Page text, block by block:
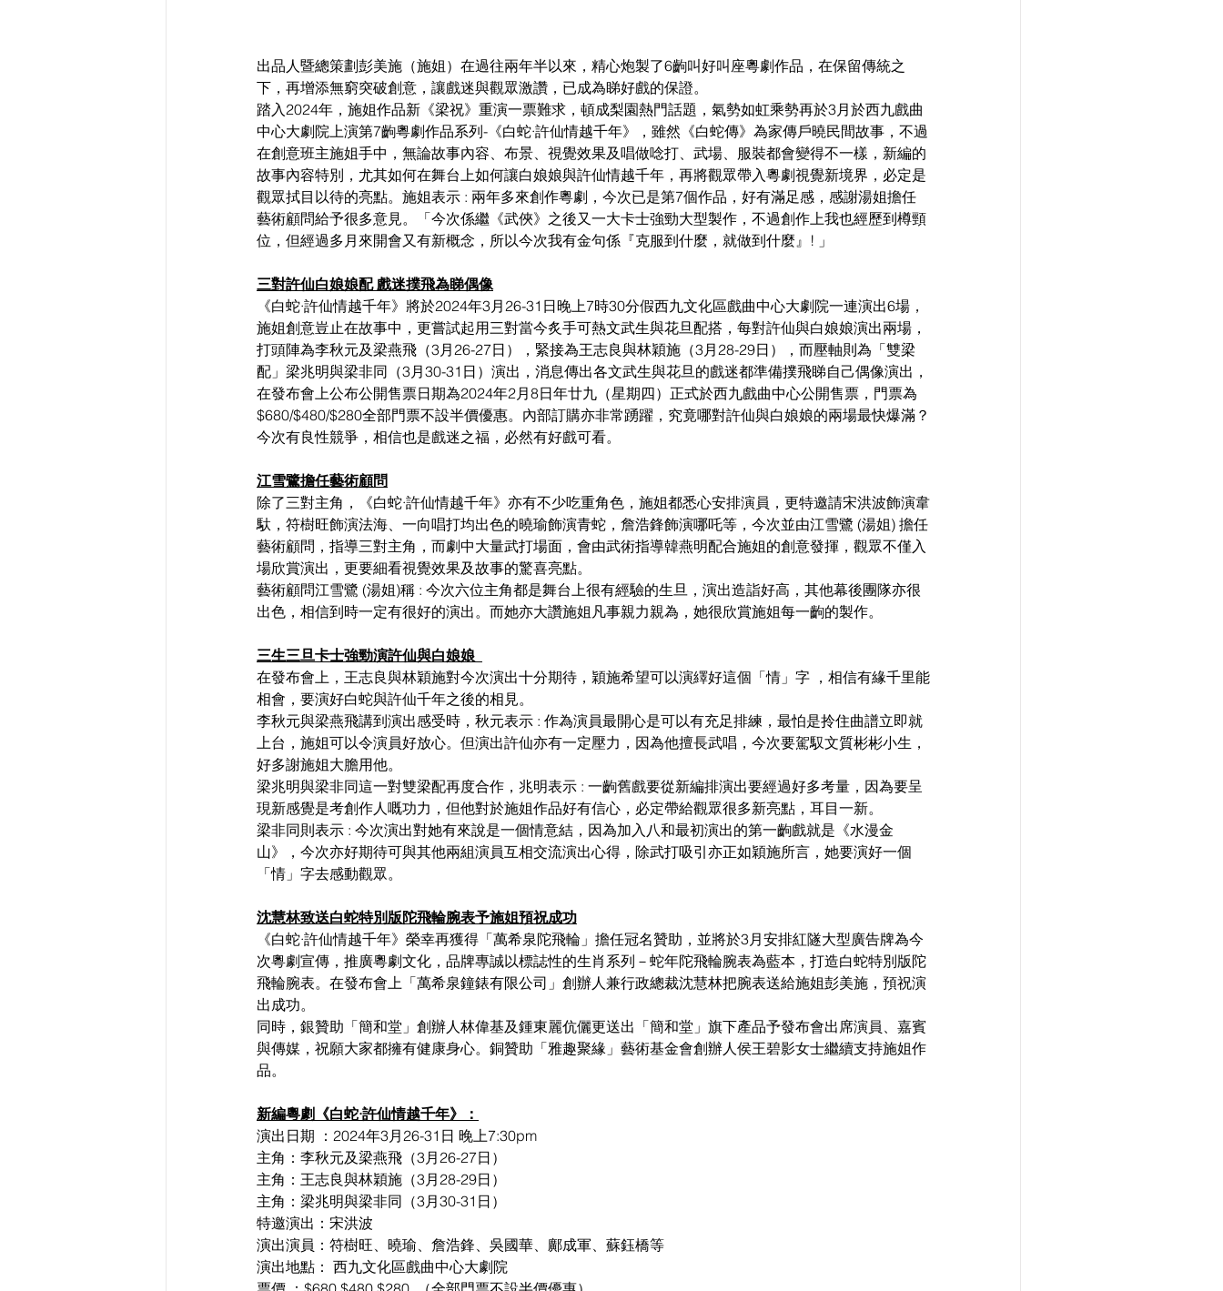
出品人暨總策劃彭美施（施姐）在過往兩年半以來，精心炮製了6齣叫好叫座粵劇作品，在保留傳統之
下，再增添無窮突破創意，讓戲迷與觀眾激讚，已成為睇好戲的保證。
踏入2024年，施姐作品新《梁祝》重演一票難求，頓成梨園熱門話題，氣勢如虹乘勢再於3月於西九戲曲
中心大劇院上演第7齣粵劇作品系列- 《白蛇·許仙情越千年》
，雖然《白蛇傳》為家傳戶曉民間故事，不過
在創意班主施姐手中，無論故事內容、布景、視覺效果及唱做唸打、武場、服裝都會變得不一樣，新編的
故事內容特別，尤其如何在舞台上如何讓白娘娘與許仙情越千年，再將觀眾帶入粵劇視覺新境界，必定是
觀眾拭目以待的亮點。施姐表示 : 兩年多來創作粵劇，今次已是第7個作品，好有滿足感，感謝湯姐擔任
藝術顧問給予很多意見。「今次係繼《武俠》之後又一大卡士強勁大型製作，不過創作上我也經歷到樽頸
位，但經過多月來開會又有新概念，所以今次我有金句係『克服到什麼，就做到什麼』! 」
三對許仙白娘娘配 戲迷撲飛為睇偶像
《白蛇·許仙情越千年》將於2024年3月26-31日晚上7時30分假西九文化區戲曲中心大劇院一連演出6場，
施姐創意豈止在故事中，更嘗試起用三對當今炙手可熱文武生與花旦配搭 ，每對許仙與白娘娘演出兩場，
打頭陣為李秋元及梁燕飛 （3月26-27日），緊接為王志良與林穎施（3月28-29日），而壓軸則為「雙梁
配 」梁兆明與梁非同 （3月30-31日）演出 ，消息傳出各文武生與花旦的戲迷都準備撲飛睇自己偶像演出，
在發布會上公布公開售票日期為2024年2月8日年廿九（星期四）正式於西九戲曲中心公開售票，門票為
$680/$480/$280全部門票不設半價優惠。內部訂購亦非常踴躍，究竟哪對許仙與白娘娘的兩場最快爆滿？
今次有良性競爭，相信也是戲迷之福，必然有好戲可看。
江雪鷺擔任藝術顧問
除了三對主角 ，《白蛇·許仙情越千年》亦有不少吃重角色 ，施姐都悉心安排演員，更特邀請宋洪波飾演韋
馱，符樹旺飾演法海、 一向唱打均出色的曉瑜飾演青蛇， 詹浩鋒飾演哪吒等 ，今次並由江雪鷺 (湯姐) 擔任
藝術顧問，指導三對主角，而劇中大量武打場面，會由武術指導韓燕明配合施姐的創意發揮，觀眾不僅入
場欣賞演出，更要細看視覺效果及故事的驚喜亮點。
藝術顧問江雪鷺 (湯姐)稱 : 今次六位主角都是舞台上很有經驗的生旦，演出造詣好高，其他幕後團隊亦很
出色，相信到時一定有很好的演出。而她亦大讚施姐凡事親力親為，她很欣賞施姐每一齣的製作。
三生三旦卡士強勁演許仙與白娘娘
在發布會上，王志良與林穎施對今次演出十分期待，穎施希望可以演繹好這個「情」字 ，相信有緣千里能
相會，要演好白蛇與許仙千年之後的相見。
李秋元與梁燕飛講到演出感受時，秋元表示 : 作為演員最開心是可以有充足排練，最怕是拎住曲譜立即就
上台，施姐可以令演員好放心。但演出許仙亦有一定壓力，因為他擅長武唱，今次要駕馭文質彬彬小生，
好多謝施姐大膽用他。
梁兆明與梁非同這一對雙梁配再度合作，兆明表示 : 一齣舊戲要從新編排演出要經過好多考量，因為要呈
現新感覺是考創作人嘅功力，但他對於施姐作品好有信心，必定帶給觀眾很多新亮點，耳目一新。
梁非同則表示 : 今次演出對她有來說是一個情意結，因為加入八和最初演出的第一齣戲就是《水漫金
山》，今次亦好期待可與其他兩組演員互相交流演出心得，除武打吸引亦正如穎施所言，她要演好一個
「情」字去感動觀眾。
沈慧林致送白蛇特別版陀飛輪腕表予施姐預祝成功
《白蛇·許仙情越千年》榮幸再獲得「萬希泉陀飛輪」擔任冠名贊助，並將於3月安排紅隧大型廣告牌為今
次粵劇宣傳，推廣粵劇文化，品牌專誠以標誌性的生肖系列－蛇年陀飛輪腕表為藍本，打造白蛇特別版陀
飛輪腕表。在發布會上「萬希泉鐘錶有限公司 」創辦人兼行政總裁沈慧林把腕表送給施姐彭美施，預祝演
出成功。
同時，銀贊助「簡和堂」創辦人林偉基及鍾東麗伉儷更送出「簡和堂」旗下產品予發布會出席演員、嘉賓
與傳媒，祝願大家都擁有健康身心。銅贊助「雅趣聚緣」藝術基金會創辦人侯王碧影女士繼續支持施姐作
品。
新編粵劇《白蛇·許仙情越千年》：
演出日期 ：2024年3月26-31日 晚上7:30pm
主角：李秋元及梁燕飛（3月26-27日）
主角：王志良與林穎施（3月28-29日）
主角：梁兆明與梁非同（3月30-31日）
特邀演出：宋洪波
演出演員：符樹旺、曉瑜、詹浩鋒、吳國華、鄺成軍、蘇鈺橋等
演出地點： 西九文化區戲曲中心大劇院